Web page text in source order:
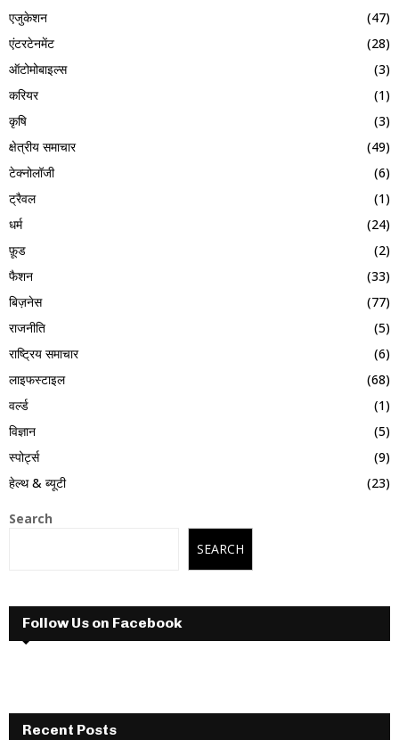
एजुकेशन
(47)
एंटरटेनमेंट
(28)
ऑटोमोबाइल्स
(3)
करियर
(1)
कृषि
(3)
क्षेत्रीय समाचार
(49)
टेक्नोलॉजी
(6)
ट्रैवल
(1)
धर्म
(24)
फ़ूड
(2)
फैशन
(33)
बिज़नेस
(77)
राजनीति
(5)
राष्ट्रिय समाचार
(6)
लाइफस्टाइल
(68)
वर्ल्ड
(1)
विज्ञान
(5)
स्पोर्ट्स
(9)
हेल्थ & ब्यूटी
(23)
Search
SEARCH
Follow Us on Facebook
Recent Posts